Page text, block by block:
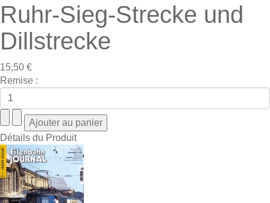
Ruhr-Sieg-Strecke und
Dillstrecke
15,50 €
Remise :
Détails du Produit